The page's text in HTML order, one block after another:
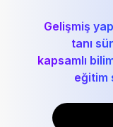
Gelişmiş
tanı
kapsamlı
eğitim